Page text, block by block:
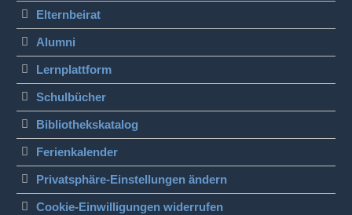
Elternbeirat
Alumni
Lernplattform
Schulbücher
Bibliothekskatalog
Ferienkalender
Privatsphäre-Einstellungen ändern
Cookie-Einwilligungen widerrufen